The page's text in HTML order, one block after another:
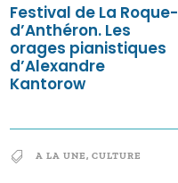
Festival de La Roque-
d’Anthéron. Les
orages pianistiques
d’Alexandre
Kantorow
A LA UNE, CULTURE